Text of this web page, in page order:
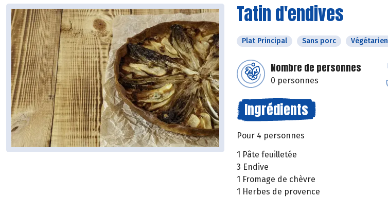
Tatin d'endives
Plat Principal Sans porc Végétarien
Nombre de personnes
0 personnes
Ingrédients
Pour 4 personnes
1 Pâte feuilletée
3 Endive
1 Fromage de chèvre
1 Herbes de provence